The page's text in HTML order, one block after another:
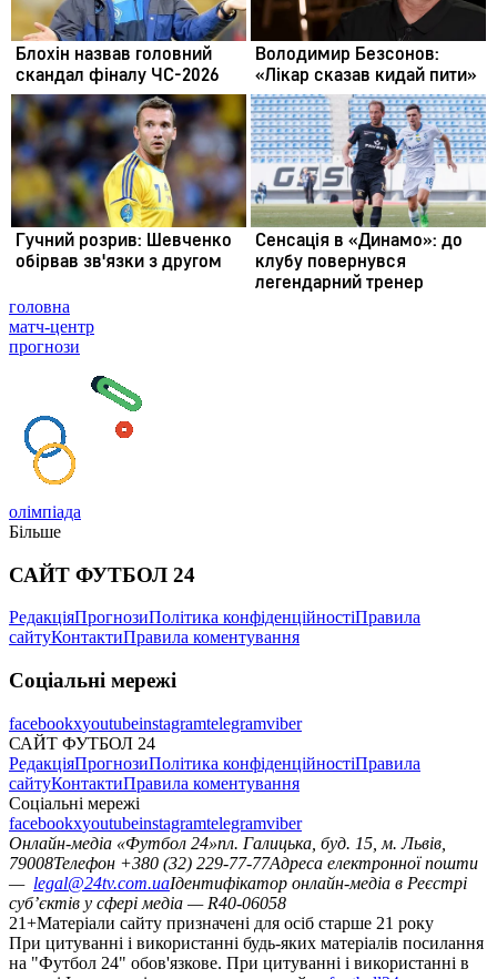
головна
матч-центр
прогнози
олімпіада
Більше
САЙТ ФУТБОЛ 24
РедакціяПрогнозиПолітика конфіденційностіПравила
сайтуКонтактиПравила коментування
Соціальні мережі
facebookxyoutubeinstagramtelegramviber
САЙТ ФУТБОЛ 24
РедакціяПрогнозиПолітика конфіденційностіПравила
сайтуКонтактиПравила коментування
Соціальні мережі
facebookxyoutubeinstagramtelegramviber
Онлайн-медіа «Футбол 24»пл. Галицька, буд. 15, м. Львів,
79008Телефон +380 (32) 229-77-77Адреса електронної пошти
— legal@24tv.com.uaІдентифікатор онлайн-медіа в Реєстрі
суб’єктів у сфері медіа — R40-06058
21+Матеріали сайту призначені для осіб старше 21 року
При цитуванні і використанні будь-яких матеріалів посилання
на "Футбол 24" обов'язкове. При цитуванні і використанні в